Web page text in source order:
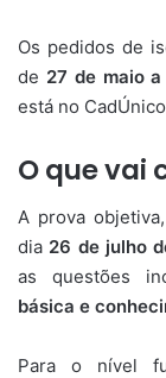
Os pedidos de
de 27 de maio
está no
O que vai
A prova
dia 26 de julho
as questões
básica e
Para o nível